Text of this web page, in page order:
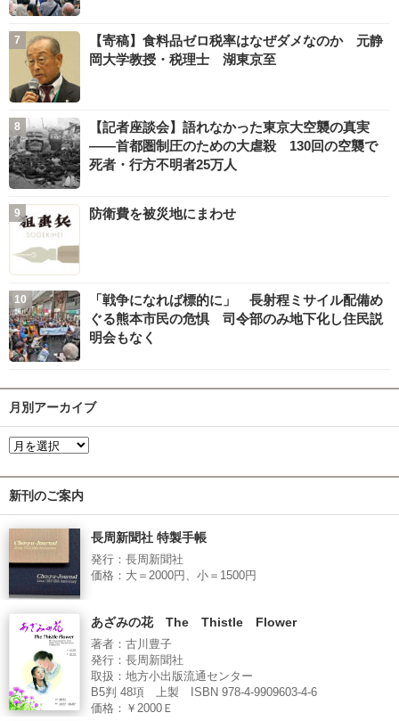
【寄稿】食料品ゼロ税率はなぜダメなのか 元静
岡大学教授・税理士 湖東京至
【記者座談会】語れなかった東京大空襲の真実
――首都圏制圧のための大虐殺 130回の空襲で
死者・行方不明者25万人
防衛費を被災地にまわせ
「戦争になれば標的に」 長射程ミサイル配備め
ぐる熊本市民の危惧 司令部のみ地下化し住民説
明会もなく
月別アーカイブ
新刊のご案内
長周新聞社 特製手帳
発行：長周新聞社
価格：大＝2000円、小＝1500円
あざみの花 The Thistle Flower
著者：古川豊子
発行：長周新聞社
取扱：地方小出版流通センター
B5判 48項 上製 ISBN 978-4-9909603-4-6
価格：￥2000Ｅ